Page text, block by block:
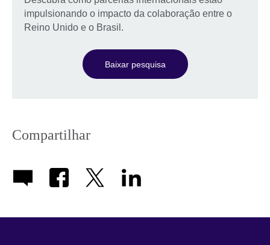
impulsionando o impacto da colaboração entre o
Reino Unido e o Brasil.
Baixar pesquisa
Compartilhar